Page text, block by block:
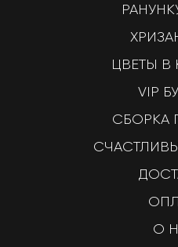
ЦВЕТЫ В
VIP
СБОРКА
О